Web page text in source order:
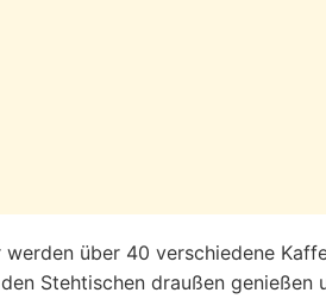
über 40 verschiedene
Stehtischen draußen